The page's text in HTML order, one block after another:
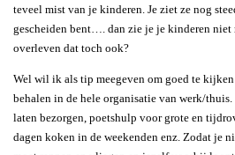
teveel mist van je kinderen. Je ziet ze nog
gescheiden bent…. dan zie je je kinderen niet
overleven dat toch ook?
Wel wil ik als tip meegeven om goed te
behalen in de hele organisatie van werk/
laten bezorgen, poetshulp voor grote en
dagen koken in de weekenden enz. Zodat je